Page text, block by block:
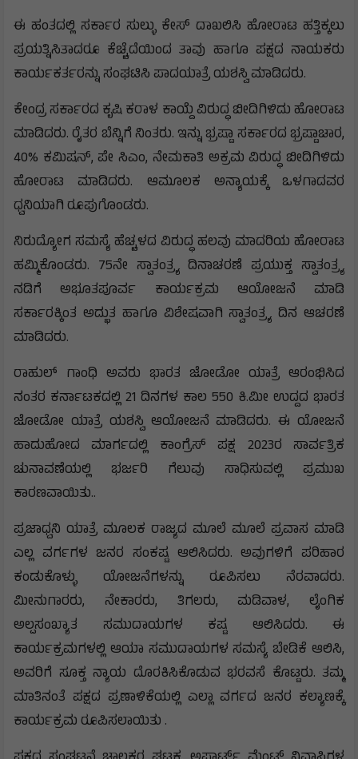
ಈ ಹಂತದಲ್ಲಿ ಸರ್ಕಾರ ಸುಲ್ಳು ಕೇಸ್ ದಾಖಲಿಸಿ ಹೋರಾಟ ಹತ್ತಿಕ್ಕಲು
ಪ್ರಯತ್ನಿಸಿತಾದರೂ ಕೆಚ್ಚೆದೆಯಿಂದ ತಾವು ಹಾಗೂ ಪಕ್ಷದ ನಾಯಕರು
ಕಾರ್ಯಕರ್ತರನ್ನು ಸಂಘಟಿಸಿ ಪಾದಯಾತ್ರೆ ಯಶಸ್ವಿ ಮಾಡಿದರು.
ಕೇಂದ್ರ ಸರ್ಕಾರದ ಕೃಷಿ ಕರಾಳ ಕಾಯ್ದೆ ವಿರುದ್ಧ ಬೀದಿಗಿಳಿದು ಹೋರಾಟ
ಮಾಡಿದರು. ರೈತರ ಬೆನ್ನಿಗೆ ನಿಂತರು. ಇನ್ನು ಭ್ರಷ್ಟಾ ಸರ್ಕಾರದ ಭ್ರಷ್ಟಾಚಾರ,
40% ಕಮಿಷನ್, ಪೇ ಸಿಎಂ, ನೇಮಕಾತಿ ಅಕ್ರಮ ವಿರುದ್ಧ ಬೀದಿಗಿಳಿದು
ಹೋರಾಟ ಮಾಡಿದರು. ಆಮೂಲಕ ಅನ್ಯಾಯಕ್ಕೆ ಒಳಗಾದವರ
ಧ್ವನಿಯಾಗಿ ರೂಪುಗೊಂಡರು.
ನಿರುದ್ಯೋಗ ಸಮಸ್ಯೆ ಹೆಚ್ಚಳದ ವಿರುದ್ಧ ಹಲವು ಮಾದರಿಯ ಹೋರಾಟ
ಹಮ್ಮಿಕೊಂಡರು. 75ನೇ ಸ್ವಾತಂತ್ರ್ಯ ದಿನಾಚರಣೆ ಪ್ರಯುಕ್ತ ಸ್ವಾತಂತ್ರ್ಯ
ನಡಿಗೆ ಅಭೂತಪೂರ್ವ ಕಾರ್ಯಕ್ರಮ ಆಯೋಜನೆ ಮಾಡಿ
ಸರ್ಕಾರಕ್ಕಿಂತ ಅದ್ಭುತ ಹಾಗೂ ವಿಶೇಷವಾಗಿ ಸ್ವಾತಂತ್ರ್ಯ ದಿನ ಆಚರಣೆ
ಮಾಡಿದರು.
ರಾಹುಲ್ ಗಾಂಧಿ ಅವರು ಭಾರತ ಜೋಡೋ ಯಾತ್ರೆ ಆರಂಭಿಸಿದ
ನಂತರ ಕರ್ನಾಟಕದಲ್ಲಿ 21 ದಿನಗಳ ಕಾಲ 550 ಕಿ.ಮೀ ಉದ್ದದ ಭಾರತ
ಜೋಡೋ ಯಾತ್ರೆ ಯಶಸ್ವಿ ಆಯೋಜನೆ ಮಾಡಿದರು. ಈ ಯೋಜನೆ
ಹಾದುಹೋದ ಮಾರ್ಗದಲ್ಲಿ ಕಾಂಗ್ರೆಸ್ ಪಕ್ಷ 2023ರ ಸಾರ್ವತ್ರಿಕ
ಚುನಾವಣೆಯಲ್ಲಿ ಭರ್ಜರಿ ಗೆಲುವು ಸಾಧಿಸುವಲ್ಲಿ ಪ್ರಮುಖ
ಕಾರಣವಾಯಿತು..
ಪ್ರಜಾಧ್ವನಿ ಯಾತ್ರೆ ಮೂಲಕ ರಾಜ್ಯದ ಮೂಲೆ ಮೂಲೆ ಪ್ರವಾಸ ಮಾಡಿ
ಎಲ್ಲ ವರ್ಗಗಳ ಜನರ ಸಂಕಷ್ಟ ಆಲಿಸಿದರು. ಅವುಗಳಿಗೆ ಪರಿಹಾರ
ಕಂಡುಕೊಳ್ಳು ಯೋಜನೆಗಳನ್ನು ರೂಪಿಸಲು ನೆರವಾದರು.
ಮೀನುಗಾರರು, ನೇಕಾರರು, ತಿಗಲರು, ಮಡಿವಾಳ, ಲೈಂಗಿಕ
ಅಲ್ಪಸಂಖ್ಯಾತ ಸಮುದಾಯಗಳ ಕಷ್ಟ ಆಲಿಸಿದರು. ಈ
ಕಾರ್ಯಕ್ರಮಗಳಲ್ಲಿ ಆಯಾ ಸಮುದಾಯಗಳ ಸಮಸ್ಯೆ ಬೇಡಿಕೆ ಆಲಿಸಿ,
ಅವರಿಗೆ ಸೂಕ್ತ ನ್ಯಾಯ ದೊರಕಿಸಿಕೊಡುವ ಭರವಸೆ ಕೊಟ್ಟರು. ತಮ್ಮ
ಮಾತಿನಂತೆ ಪಕ್ಷದ ಪ್ರಣಾಳಿಕೆಯಲ್ಲಿ ಎಲ್ಲಾ ವರ್ಗದ ಜನರ ಕಲ್ಯಾಣಕ್ಕೆ
ಕಾರ್ಯಕ್ರಮ ರೂಪಿಸಲಾಯಿತು .